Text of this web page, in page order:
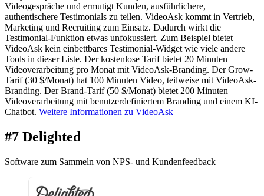
Videogespräche und ermutigt Kunden, ausführlichere,
authentischere Testimonials zu teilen. VideoAsk kommt in Vertrieb,
Marketing und Recruiting zum Einsatz. Dadurch wirkt die
Testimonial-Funktion etwas unfokussiert. Zum Beispiel bietet
VideoAsk kein einbettbares Testimonial-Widget wie viele andere
Tools in dieser Liste. Der kostenlose Tarif bietet 20 Minuten
Videoverarbeitung pro Monat mit VideoAsk-Branding. Der Grow-
Tarif (30 $/Monat) hat 100 Minuten Video, teilweise mit VideoAsk-
Branding. Der Brand-Tarif (50 $/Monat) bietet 200 Minuten
Videoverarbeitung mit benutzerdefiniertem Branding und einem KI-
Chatbot. Weitere Informationen zu VideoAsk
#7 Delighted
Software zum Sammeln von NPS- und Kundenfeedback